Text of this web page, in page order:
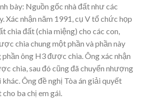
bày: Nguồn gốc nhà đất như các
Xác nhận năm 1991, cụ V tổ chức họp
chia đất (chia miệng) cho các con,
chia chung một phần và phần này
ông H3 được chia. Ông xác nhận
chia, sau đó cũng đã chuyển nhượng
Ông đề nghị Tòa án giải quyết
ba chị em gái.